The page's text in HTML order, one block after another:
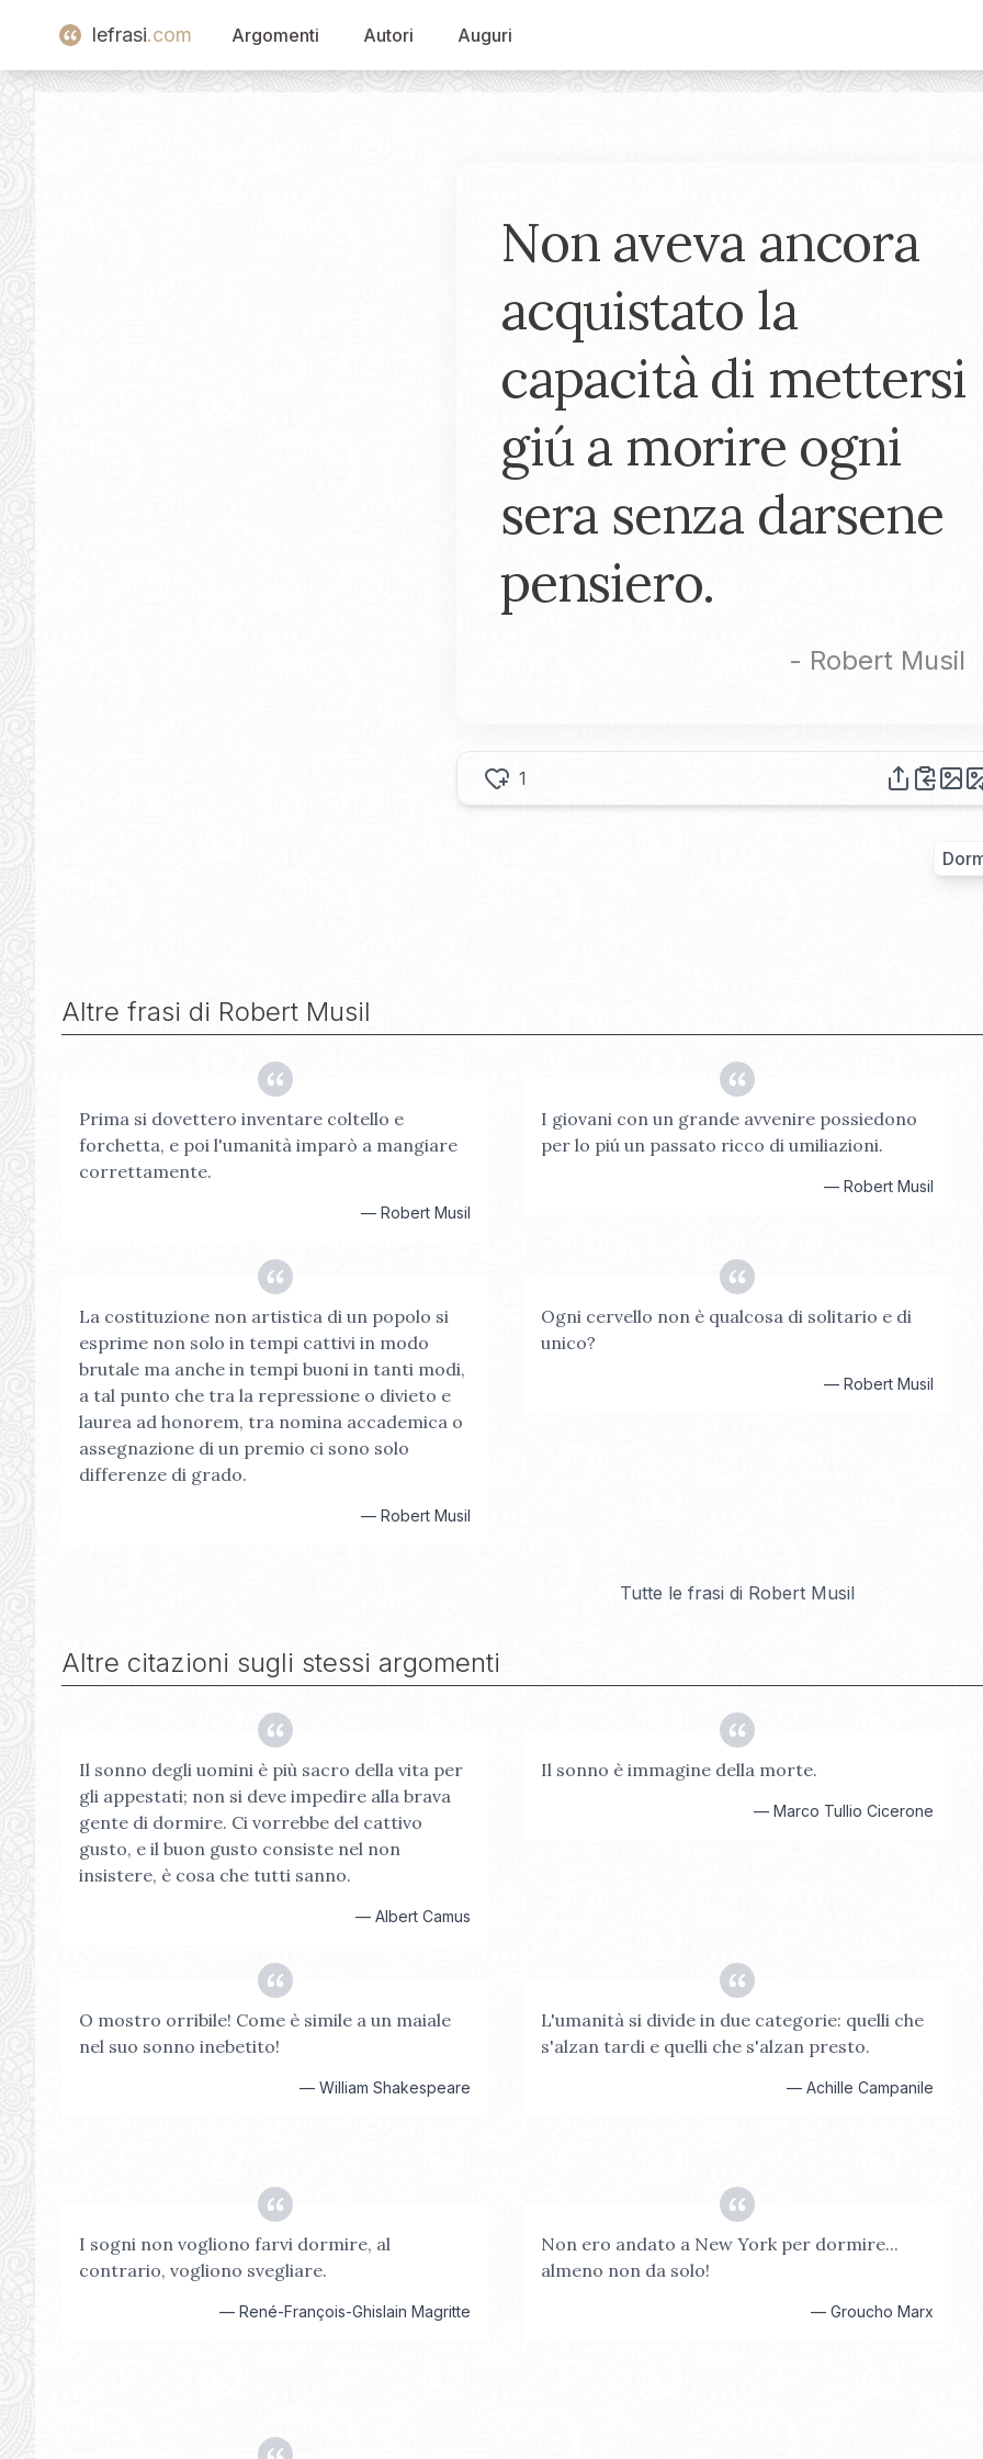
lefrasi.com Argomenti Autori Auguri
Non aveva ancora
acquistato la
capacità di mettersi
giú a morire ogni
sera senza darsene
pensiero.
- Robert Musil
1
Altre frasi di Robert Musil
Prima si dovettero inventare coltello e
forchetta, e poi l'umanità imparò a mangiare
correttamente.
—Robert Musil
I giovani con un grande avvenire possiedono
per lo piú un passato ricco di umiliazioni.
— Robert Musil
La costituzione non artistica di un popolo si
esprime non solo in tempi cattivi in modo
brutale ma anche in tempi buoni in tanti modi,
a tal punto che tra la repressione o divieto e
laurea ad honorem, tra nomina accademica o
assegnazione di un premio ci sono solo
differenze di grado.
—Robert Musil
Ogni cervello non è qualcosa di solitario e di
unico?
— Robert Musil
Tutte le frasi di Robert Musil
Altre citazioni sugli stessi argomenti
Il sonno degli uomini è più sacro della vita per
gli appestati; non si deve impedire alla brava
gente di dormire. Ci vorrebbe del cattivo
gusto, e il buon gusto consiste nel non
insistere, è cosa che tutti sanno.
—Albert Camus
Il sonno è immagine della morte.
— Marco Tullio Cicerone
O mostro orribile! Come è simile a un maiale
nel suo sonno inebetito!
—William Shakespeare
L'umanità si divide in due categorie: quelli che
s'alzan tardi e quelli che s'alzan presto.
— Achille Campanile
I sogni non vogliono farvi dormire, al
contrario, vogliono svegliare.
—René-François-Ghislain Magritte
Non ero andato a New York per dormire...
almeno non da solo!
— Groucho Marx